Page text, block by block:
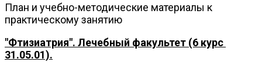
План и учебно-методические материалы к
практическому занятию
"Фтизиатрия". Лечебный факультет (6 курс
31.05.01).